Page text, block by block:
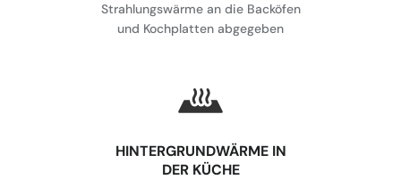
Strahlungswärme an die Backöfen
und Kochplatten abgegeben
HINTERGRUNDWÄRME IN
DER KÜCHE